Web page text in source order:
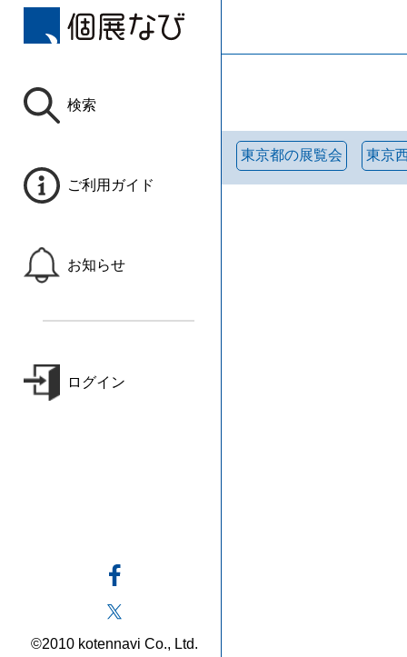
検索
ご利用ガイド
お知らせ
ログイン
©2010 kotennavi Co., Ltd.
東京都の展覧会 東京